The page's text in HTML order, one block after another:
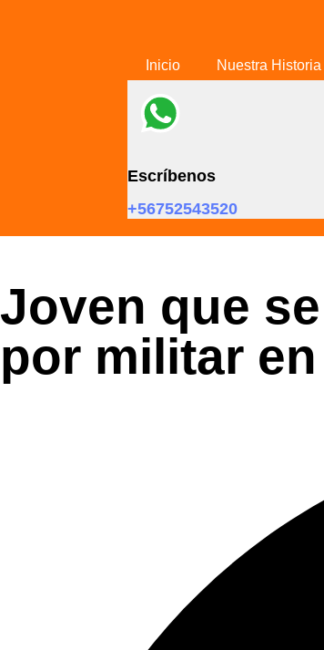
Inicio Nuestra Historia
Escríbenos
+56752543520
Joven que
por militar